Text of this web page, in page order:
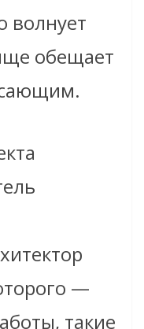
волнует
обещает
—
такие